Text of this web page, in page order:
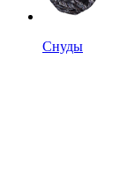
Снуды